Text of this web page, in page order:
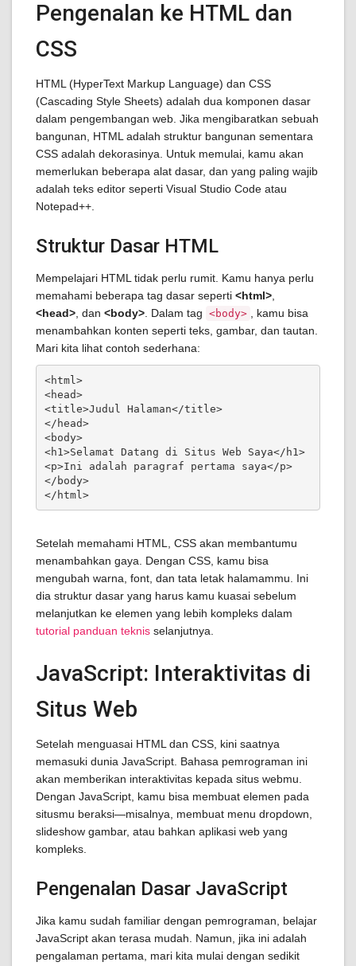
Pengenalan ke HTML dan
CSS
HTML (HyperText Markup Language) dan CSS
(Cascading Style Sheets) adalah dua komponen dasar
dalam pengembangan web. Jika mengibaratkan sebuah
bangunan, HTML adalah struktur bangunan sementara
CSS adalah dekorasinya. Untuk memulai, kamu akan
memerlukan beberapa alat dasar, dan yang paling wajib
adalah teks editor seperti Visual Studio Code atau
Notepad++.
Struktur Dasar HTML
Mempelajari HTML tidak perlu rumit. Kamu hanya perlu
memahami beberapa tag dasar seperti <html>
<head> , dan <body> . Dalam tag <body>
, kamu bisa
menambahkan konten seperti teks, gambar, dan tautan.
Mari kita lihat contoh sederhana:
<html>
<head>
<title>Judul Halaman</title>
</head>
<body>
<h1>Selamat Datang di Situs Web Saya</h1>
<p>Ini adalah paragraf pertama saya</p>
</body>
</html>
Setelah memahami HTML, CSS akan membantumu
menambahkan gaya. Dengan CSS, kamu bisa
mengubah warna, font, dan tata letak halamammu. Ini
dia struktur dasar yang harus kamu kuasai sebelum
melanjutkan ke elemen yang lebih kompleks dalam
tutorial panduan teknis selanjutnya.
JavaScript: Interaktivitas di
Situs Web
Setelah menguasai HTML dan CSS, kini saatnya
memasuki dunia JavaScript. Bahasa pemrograman ini
akan memberikan interaktivitas kepada situs webmu.
Dengan JavaScript, kamu bisa membuat elemen pada
situsmu beraksi—misalnya, membuat menu dropdown,
slideshow gambar, atau bahkan aplikasi web yang
kompleks.
Pengenalan Dasar JavaScript
Jika kamu sudah familiar dengan pemrograman, belajar
JavaScript akan terasa mudah. Namun, jika ini adalah
pengalaman pertama, mari kita mulai dengan sedikit